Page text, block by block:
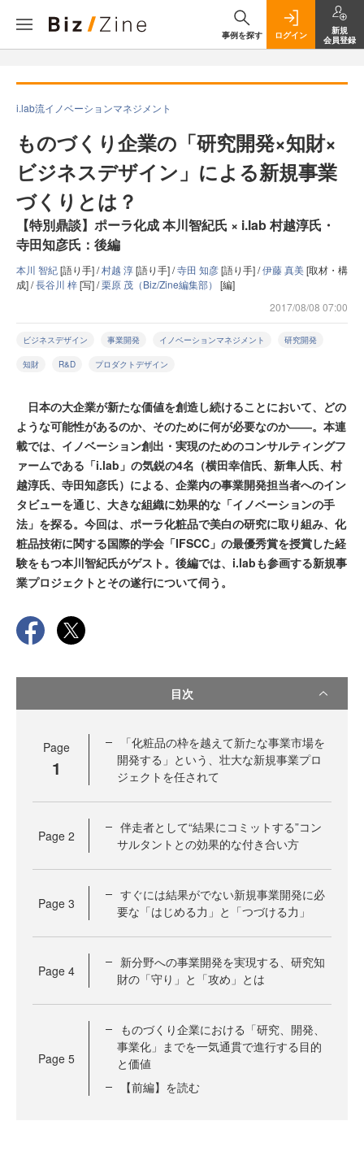
事例を探す ログイン
新規
会員登録
i.lab流イノベーションマネジメント
ものづくり企業の「研究開発×知財×
ビジネスデザイン」による新規事業
づくりとは？
【特別鼎談】ポーラ化成 本川智紀氏 × i.lab 村越淳氏・
寺田知彦氏：後編
本川 智紀[語り手] /村越 淳[語り手] /寺田 知彦[語り手] /伊藤 真美[取材・構
成] /長谷川 梓[写] /栗原 茂（Biz/Zine編集部） [編]
2017/08/08 07:00
ビジネスデザイン 事業開発 イノベーションマネジメント 研究開発
知財 R&D プロダクトデザイン
日本の大企業が新たな価値を創造し続けることにおいて、どの
ような可能性があるのか、そのために何が必要なのか――。本連
載では、イノベーション創出・実現のためのコンサルティングフ
ァームである「i.lab」の気鋭の4名（横田幸信氏、新隼人氏、村
越淳氏、寺田知彦氏）による、企業内の事業開発担当者へのイン
タビューを通じ、大きな組織に効果的な「イノベーションの手
法」を探る。今回は、ポーラ化粧品で美白の研究に取り組み、化
粧品技術に関する国際的学会「IFSCC」の最優秀賞を授賞した経
験をもつ本川智紀氏がゲスト。後編では、i.labも参画する新規事
業プロジェクトとその遂行について伺う。
目次
Page
1
「化粧品の枠を越えて新たな事業市場を
開発する」という、壮大な新規事業プロ
ジェクトを任されて
Page 2
伴走者として“結果にコミットする”コン
サルタントとの効果的な付き合い方
Page 3
すぐには結果がでない新規事業開発に必
要な「はじめる力」と「つづける力」
Page 4
新分野への事業開発を実現する、研究知
財の「守り」と「攻め」とは
Page 5
ものづくり企業における「研究、開発、
事業化」までを一気通貫で進行する目的
と価値
【前編】を読む